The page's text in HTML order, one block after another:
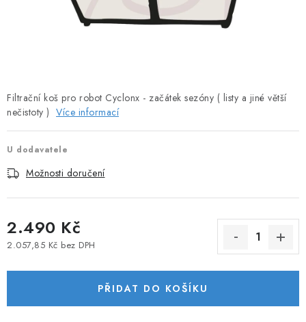
Filtrační koš pro robot Cyclonx - začátek sezóny ( listy a jiné větší
nečistoty ) Více informací
U dodavatele
Možnosti doručení
2.490 Kč
2.057,85 Kč bez DPH
PŘIDAT DO KOŠÍKU